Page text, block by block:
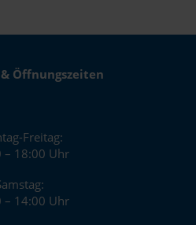
Öffnungszeiten
Freitag:
– 18:00 Uhr
– 14:00 Uhr